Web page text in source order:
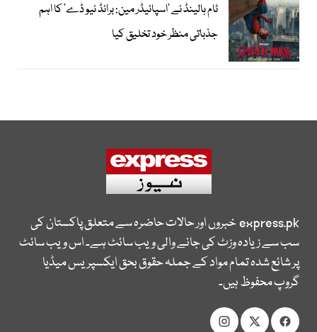
ٹام ہالینڈ نے ’اسپائیڈر مین: برانڈ نیو ڈے‘ کا اہم
جذباتی منظر خود تخلیق کیا
express.pkخبروں اور حالات حاضرہ سے متعلق پاکستان کی
سب سے زیادہ وزٹ کی جانے والی ویب سائٹ ہے۔ اس ویب سائٹ
پر شائع شدہ تمام مواد کے جملہ حقوق بحق ایکسپریس میڈیا
گروپ محفوظ ہیں۔